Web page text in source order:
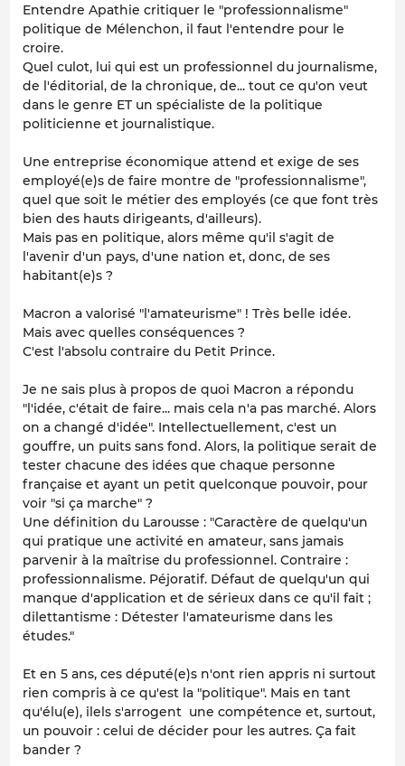
Entendre Apathie critiquer le "professionnalisme"
politique de Mélenchon, il faut l'entendre pour le
croire.
Quel culot, lui qui est un professionnel du journalisme,
de l'éditorial, de la chronique, de... tout ce qu'on veut
dans le genre ET un spécialiste de la politique
politicienne et journalistique.
Une entreprise économique attend et exige de ses
employé(e)s de faire montre de "professionnalisme",
quel que soit le métier des employés (ce que font très
bien des hauts dirigeants, d'ailleurs).
Mais pas en politique, alors même qu'il s'agit de
l'avenir d'un pays, d'une nation et, donc, de ses
habitant(e)s ?
Macron a valorisé "l'amateurisme" ! Très belle idée.
Mais avec quelles conséquences ?
C'est l'absolu contraire du Petit Prince.
Je ne sais plus à propos de quoi Macron a répondu
"l'idée, c'était de faire... mais cela n'a pas marché. Alors
on a changé d'idée". Intellectuellement, c'est un
gouffre, un puits sans fond. Alors, la politique serait de
tester chacune des idées que chaque personne
française et ayant un petit quelconque pouvoir, pour
voir "si ça marche" ?
Une définition du Larousse : "Caractère de quelqu'un
qui pratique une activité en amateur, sans jamais
parvenir à la maîtrise du professionnel. Contraire :
professionnalisme. Péjoratif. Défaut de quelqu'un qui
manque d'application et de sérieux dans ce qu'il fait ;
dilettantisme : Détester l'amateurisme dans les
études."
Et en 5 ans, ces député(e)s n'ont rien appris ni surtout
rien compris à ce qu'est la "politique". Mais en tant
qu'élu(e), ilels s'arrogent une compétence et, surtout,
un pouvoir : celui de décider pour les autres. Ça fait
bander ?